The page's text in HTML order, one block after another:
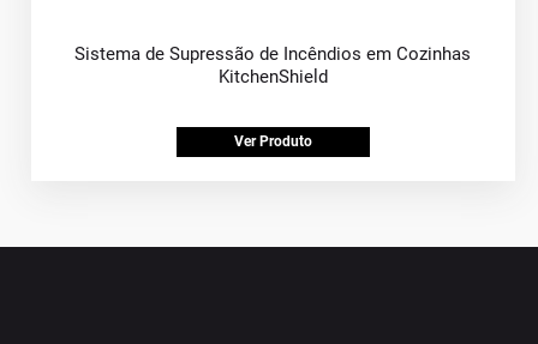
Sistema de Supressão de Incêndios em Cozinhas
KitchenShield
Ver Produto